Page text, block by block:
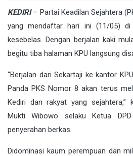
KEDIRI– Partai Keadilan Sejahtera
yang mendaftar hari ini (11/05)
kesebelas. Dengan berjalan kaki
begitu tiba halaman KPU langsung
“Berjalan dari Sekartaji ke kantor
Panda PKS Nomor 8 akan terus
Kediri dan rakyat yang sejahtera,”
Mukti Wibowo selaku Ketua
penyerahan berkas.
Didominasi kaum perempuan dan